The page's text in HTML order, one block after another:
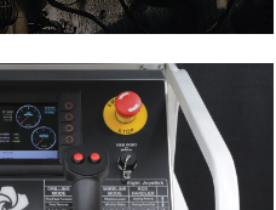
a las cuatro ruedas con